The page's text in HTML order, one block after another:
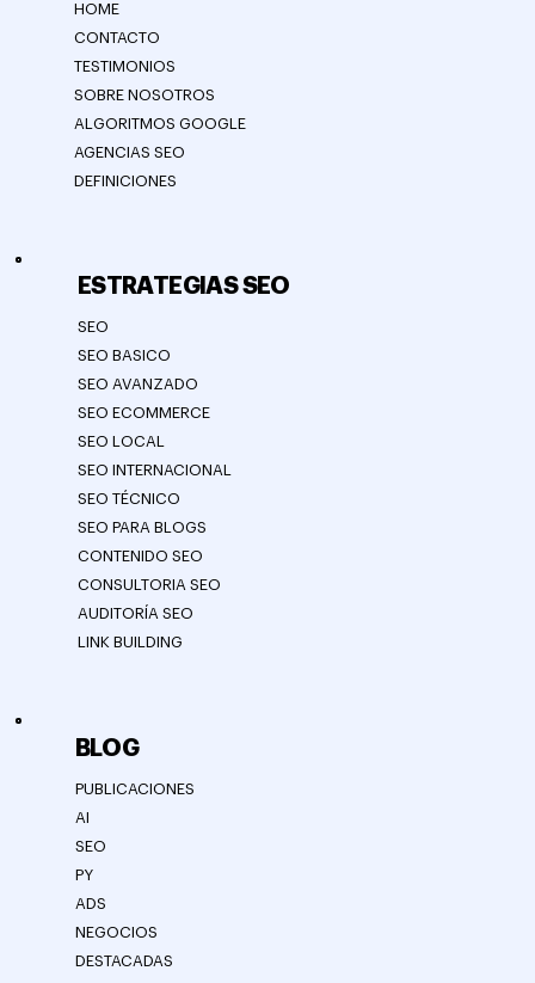
HOME
CONTACTO
TESTIMONIOS
SOBRE NOSOTROS
ALGORITMOS GOOGLE
AGENCIAS SEO
DEFINICIONES
ESTRATEGIAS SEO
SEO
SEO BASICO
SEO AVANZADO
SEO ECOMMERCE
SEO LOCAL
SEO INTERNACIONAL
SEO TÉCNICO
SEO PARA BLOGS
CONTENIDO SEO
CONSULTORIA SEO
AUDITORÍA SEO
LINK BUILDING
BLOG
PUBLICACIONES
AI
SEO
PY
ADS
NEGOCIOS
DESTACADAS